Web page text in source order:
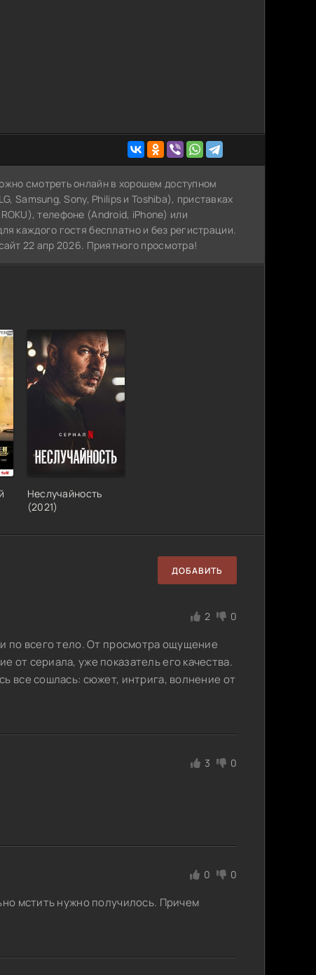
смотреть онлайн в хорошем доступном
Samsung, Sony, Philips и Toshiba), приставках
ROKU), телефоне (Android, iPhone) или
каждого гостя бесплатно и без регистрации.
22 апр 2026. Приятного просмотра!
Неслучайность
(2021)
ДОБАВИТЬ
2 0
по всего тело. От просмотра ощущение
от сериала, уже показатель его качества.
все сошлась: сюжет, интрига, волнение от
3 0
0 0
мстить нужно получилось. Причем